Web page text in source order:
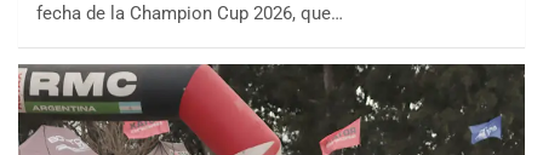
fecha de la Champion Cup 2026, que…